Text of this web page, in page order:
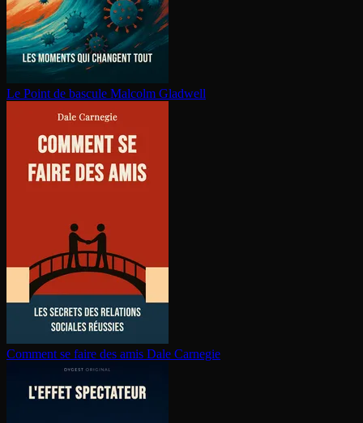
Le Point de bascule Malcolm Gladwell
Comment se faire des amis Dale Carnegie